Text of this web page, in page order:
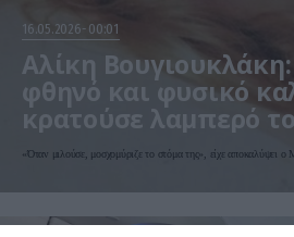
16.05.2026 00:01
Αλίκη
φθηνό και φυσικό
κρατούσε λαμπερό
«Όταν μιλούσε, μοσχομύριζε το στόμα της», είχε αποκαλύψει ο